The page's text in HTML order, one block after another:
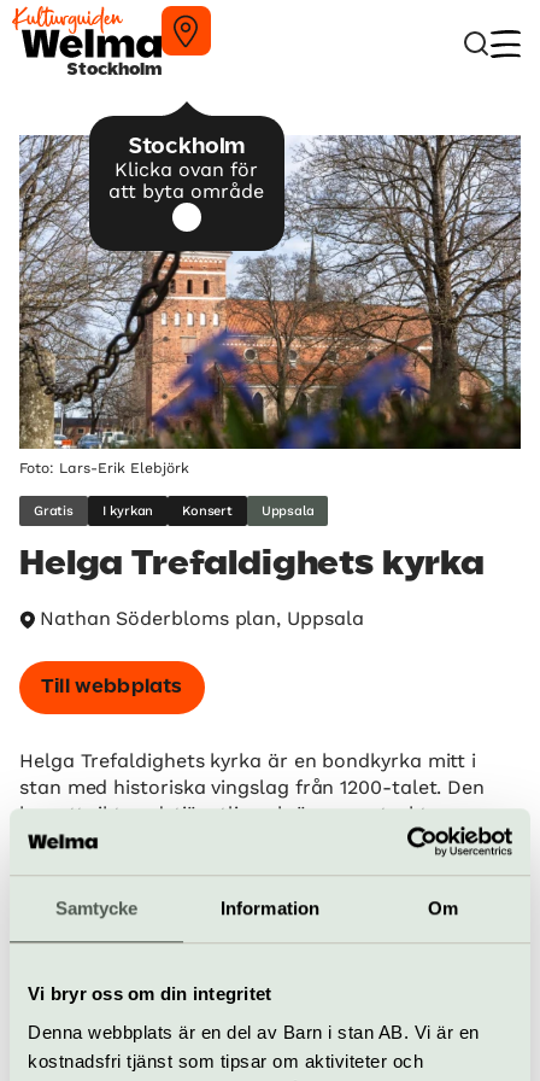
Samtycke Information Om
Vi bryr oss om din integritet
Denna webbplats är en del av Barn i stan AB. Vi är en
kostnadsfri tjänst som tipsar om aktiviteter och
Stockholm
Stockholm
Klicka ovan för
att byta område
Foto: Lars-Erik Elebjörk
Gratis I kyrkan Konsert Uppsala
Helga Trefaldighets kyrka
Nathan Söderbloms plan, Uppsala
Till webbplats
Helga Trefaldighets kyrka är en bondkyrka mitt i
stan med historiska vingslag från 1200-talet. Den
har ett rikt gudstjänstliv och är en omtyckt
förrättningskyrka – här sker många dop, vigslar och
När
avvikande tider.
Pris
Fri entré